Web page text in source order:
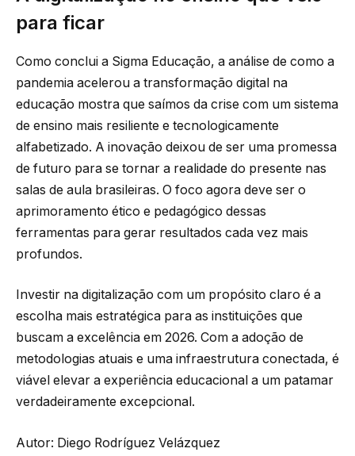
para ficar
Como conclui a Sigma Educação, a análise de como a
pandemia acelerou a transformação digital na
educação mostra que saímos da crise com um sistema
de ensino mais resiliente e tecnologicamente
alfabetizado. A inovação deixou de ser uma promessa
de futuro para se tornar a realidade do presente nas
salas de aula brasileiras. O foco agora deve ser o
aprimoramento ético e pedagógico dessas
ferramentas para gerar resultados cada vez mais
profundos.
Investir na digitalização com um propósito claro é a
escolha mais estratégica para as instituições que
buscam a excelência em 2026. Com a adoção de
metodologias atuais e uma infraestrutura conectada, é
viável elevar a experiência educacional a um patamar
verdadeiramente excepcional.
Autor: Diego Rodríguez Velázquez